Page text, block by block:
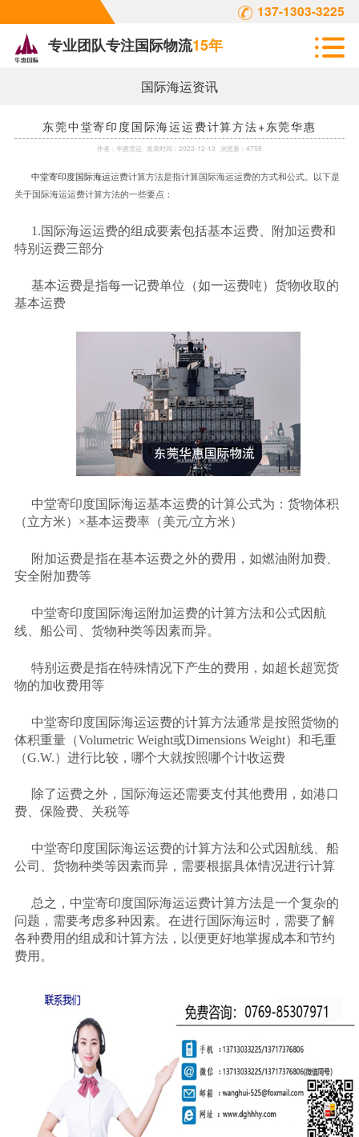
137-1303-3225
专业团队专注国际物流15年
国际海运资讯
东莞中堂寄印度国际海运运费计算方法+东莞华惠
作者：华惠货运 发表时间： 2023-12-13 浏览量：4759
中堂寄印度国际海运运费计算方法是指计算国际海运运费的方式和公式。以下是
关于国际海运运费计算方法的一些要点：
1.国际海运运费的组成要素包括基本运费、附加运费和
特别运费三部分
基本运费是指每一记费单位（如一运费吨）货物收取的
基本运费
中堂寄印度国际海运基本运费的计算公式为：货物体积
（立方米） ×基本运费率（美元/立方米）
附加运费是指在基本运费之外的费用，如燃油附加费、
安全附加费等
中堂寄印度国际海运附加运费的计算方法和公式因航
线、船公司、货物种类等因素而异。
特别运费是指在特殊情况下产生的费用，如超长超宽货
物的加收费用等
中堂寄印度国际海运运费的计算方法通常是按照货物的
体积重量（Volumetric Weight或Dimensions Weight）和毛重
（G.W.）进行比较，哪个大就按照哪个计收运费
除了运费之外，国际海运还需要支付其他费用，如港口
费、保险费、关税等
中堂寄印度国际海运运费的计算方法和公式因航线、船
公司、货物种类等因素而异，需要根据具体情况进行计算
总之，中堂寄印度国际海运运费计算方法是一个复杂的
问题，需要考虑多种因素。在进行国际海运时，需要了解
各种费用的组成和计算方法，以便更好地掌握成本和节约
费用。